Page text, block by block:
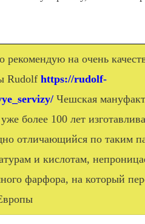
рекомендую на очень
Rudolf https://rudolf-
Чешская
более 100 лет
отличающийся по таким
и кислотам,
фарфора, на который